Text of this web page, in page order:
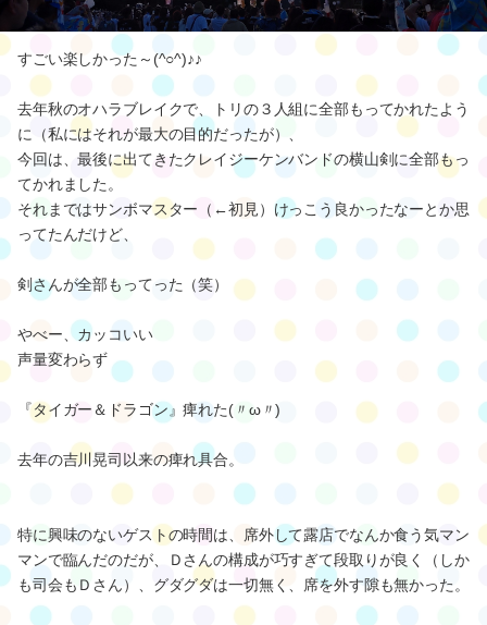
すごい楽しかった～(^○^)♪♪
去年秋のオハラブレイクで、トリの３人組に全部もってかれたよう
に（私にはそれが最大の目的だったが）、
今回は、最後に出てきたクレイジーケンバンドの横山剣に全部もっ
てかれました。
それまではサンボマスター（←初見）けっこう良かったなーとか思
ってたんだけど、
剣さんが全部もってった（笑）
やべー、カッコいい
声量変わらず
『タイガー＆ドラゴン』痺れた(〃ω〃)
去年の吉川晃司以来の痺れ具合。
特に興味のないゲストの時間は、席外して露店でなんか食う気マン
マンで臨んだのだが、Ｄさんの構成が巧すぎて段取りが良く（しか
も司会もＤさん）、グダグダは一切無く、席を外す隙も無かった。